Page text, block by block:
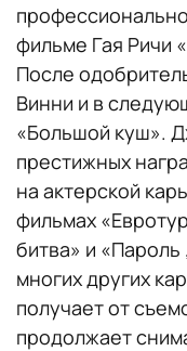
фильме Гая Ричи
После
Винни и в
«Большой куш».
престижных
на актерской
фильмах
битва» и
многих других
получает от
продолжает